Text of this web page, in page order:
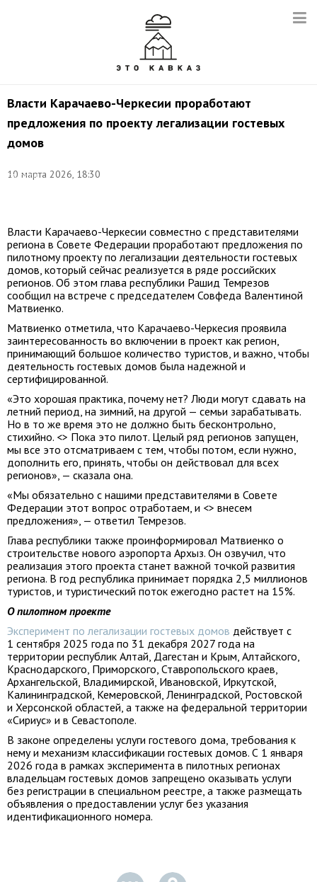
Власти Карачаево-Черкесии проработают
предложения по проекту легализации гостевых
домов
10 марта 2026, 18:30
соцсети
Власти Карачаево-Черкесии совместно с представителями
региона в Совете Федерации проработают предложения по
пилотному проекту по легализации деятельности гостевых
домов, который сейчас реализуется в ряде российских
регионов. Об этом глава республики Рашид Темрезов
сообщил на встрече с председателем Совфеда Валентиной
Матвиенко.
Матвиенко отметила, что Карачаево-Черкесия проявила
заинтересованность во включении в проект как регион,
принимающий большое количество туристов, и важно, чтобы
деятельность гостевых домов была надежной и
сертифицированной.
«Это хорошая практика, почему нет? Люди могут сдавать на
летний период, на зимний, на другой — семьи зарабатывать.
Но в то же время это не должно быть бесконтрольно,
стихийно. <> Пока это пилот. Целый ряд регионов запущен,
мы все это отсматриваем с тем, чтобы потом, если нужно,
дополнить его, принять, чтобы он действовал для всех
регионов», — сказала она.
«Мы обязательно с нашими представителями в Совете
Федерации этот вопрос отработаем, и <> внесем
предложения», — ответил Темрезов.
Глава республики также проинформировал Матвиенко о
строительстве нового аэропорта Архыз. Он озвучил, что
реализация этого проекта станет важной точкой развития
региона. В год республика принимает порядка 2,5 миллионов
туристов, и туристический поток ежегодно растет на 15%.
О пилотном проекте
Эксперимент по легализации гостевых домов действует с
1 сентября 2025 года по 31 декабря 2027 года на
территории республик Алтай, Дагестан и Крым, Алтайского,
Краснодарского, Приморского, Ставропольского краев,
Архангельской, Владимирской, Ивановской, Иркутской,
Калининградской, Кемеровской, Ленинградской, Ростовской
и Херсонской областей, а также на федеральной территории
«Сириус» и в Севастополе.
В законе определены услуги гостевого дома, требования к
нему и механизм классификации гостевых домов. С 1 января
2026 года в рамках эксперимента в пилотных регионах
владельцам гостевых домов запрещено оказывать услуги
без регистрации в специальном реестре, а также размещать
объявления о предоставлении услуг без указания
идентификационного номера.